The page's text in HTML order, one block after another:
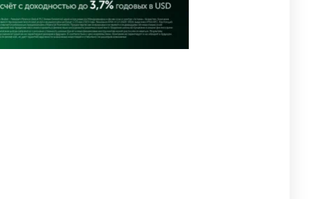
2660 5
5
⚠️ Доброе утро, друзья!